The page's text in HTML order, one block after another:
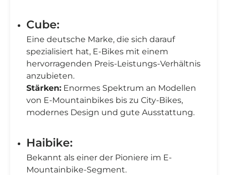
Cube:
Eine deutsche Marke, die sich darauf
spezialisiert hat, E-Bikes mit einem
hervorragenden Preis-Leistungs-Verhältnis
anzubieten.
Stärken: Enormes Spektrum an Modellen
von E-Mountainbikes bis zu City-Bikes,
modernes Design und gute Ausstattung.
Haibike:
Bekannt als einer der Pioniere im E-
Mountainbike-Segment.